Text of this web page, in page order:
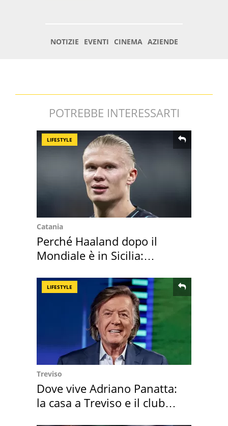
POTREBBE INTERESSARTI
LIFESTYLE
Catania
Perché Haaland dopo il
Mondiale è in Sicilia:
LIFESTYLE
Treviso
Dove vive Adriano Panatta:
la casa a Treviso e il club